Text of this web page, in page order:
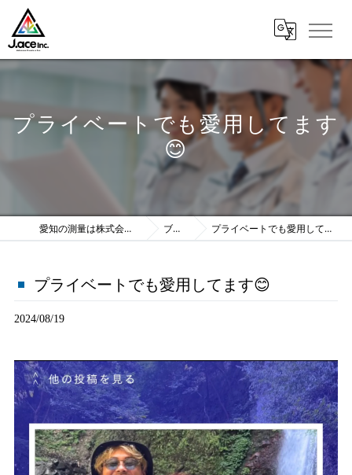
プライベートでも愛用してます
😊
愛知の測量は株式会社J.ace ブログ プライベートでも愛用してます😊
プライベートでも愛用してます😊
2024/08/19